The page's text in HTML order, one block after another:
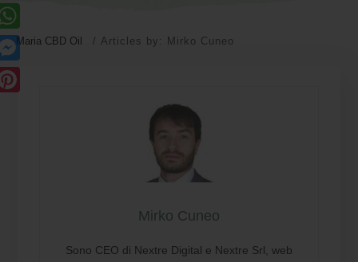
Maria CBD Oil / Articles by: Mirko Cuneo
Mirko Cuneo
Sono CEO di Nextre Digital e Nextre Srl, web